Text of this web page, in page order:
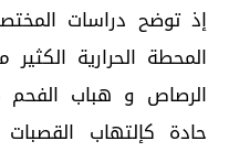
إذ توضح دراسات
المحطة الحرارية
الرصاص و هباب
حادة كإلتهاب